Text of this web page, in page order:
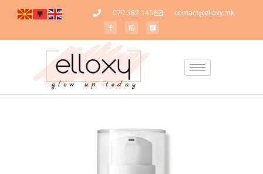
070 382 145 contact@elloxy.mk